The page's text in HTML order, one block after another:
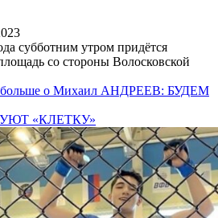
субботним утром придётся
со стороны Волосковской
больше о Михаил АНДРЕЕВ: БУДЕМ
«КЛЕТКУ»